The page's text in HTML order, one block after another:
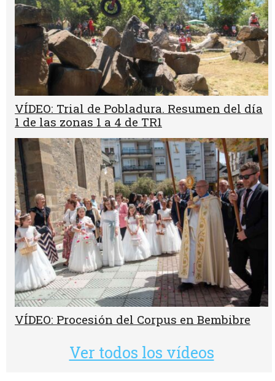
VÍDEO: Trial de Pobladura. Resumen del día
1 de las zonas 1 a 4 de TR1
VÍDEO: Procesión del Corpus en Bembibre
Ver todos los vídeos